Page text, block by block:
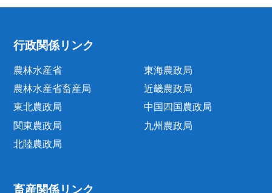
行政関係リンク
農林水産省
農林水産省畜産局
東北農政局
関東農政局
北陸農政局
東海農政局
近畿農政局
中国四国農政局
九州農政局
畜産関係リンク